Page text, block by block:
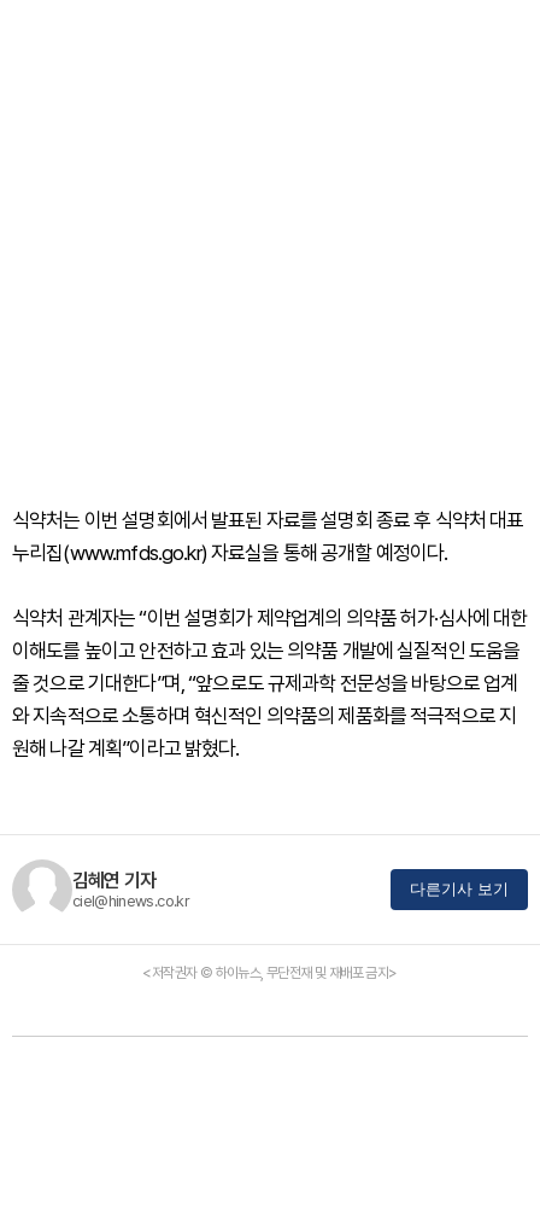
식약처는 이번 설명회에서 발표된 자료를 설명회 종료 후 식약처 대표
누리집(www.mfds.go.kr) 자료실을 통해 공개할 예정이다.
식약처 관계자는 “이번 설명회가 제약업계의 의약품 허가·심사에 대한
이해도를 높이고 안전하고 효과 있는 의약품 개발에 실질적인 도움을
줄 것으로 기대한다”며, “앞으로도 규제과학 전문성을 바탕으로 업계
와 지속적으로 소통하며 혁신적인 의약품의 제품화를 적극적으로 지
원해 나갈 계획”이라고 밝혔다.
김혜연 기자
ciel@hinews.co.kr
다른기사 보기
<저작권자 © 하이뉴스, 무단전재 및 재배포 금지>